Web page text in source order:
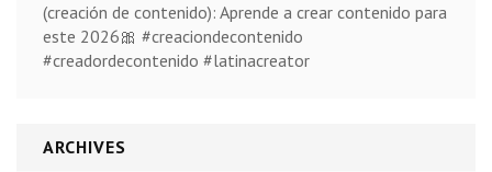
(creación de contenido): Aprende a crear contenido para
este 2026🎀 #creaciondecontenido
#creadordecontenido #latinacreator
ARCHIVES